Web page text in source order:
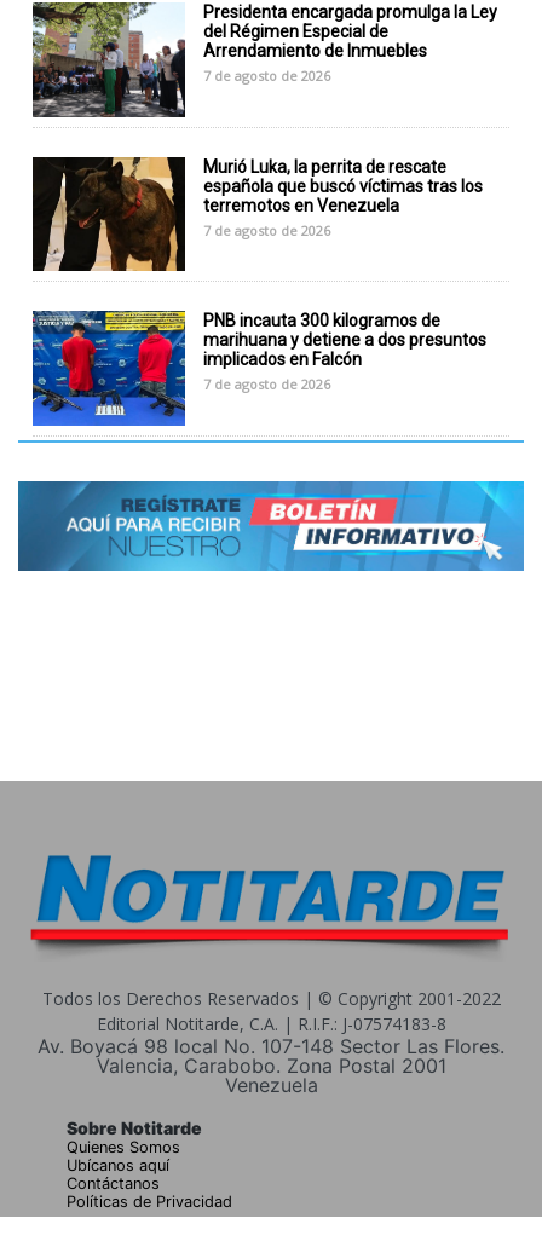
Presidenta encargada promulga la Ley
del Régimen Especial de
Arrendamiento de Inmuebles
7 de agosto de 2026
Murió Luka, la perrita de rescate
española que buscó víctimas tras los
terremotos en Venezuela
7 de agosto de 2026
PNB incauta 300 kilogramos de
marihuana y detiene a dos presuntos
implicados en Falcón
7 de agosto de 2026
Todos los Derechos Reservados | © Copyright 2001-2022
Editorial Notitarde, C.A. | R.I.F.: J-07574183-8
Av. Boyacá 98 local No. 107-148 Sector Las Flores.
Valencia, Carabobo. Zona Postal 2001
Venezuela
Sobre Notitarde
Quienes Somos
Ubícanos aquí
Contáctanos
Políticas de Privacidad